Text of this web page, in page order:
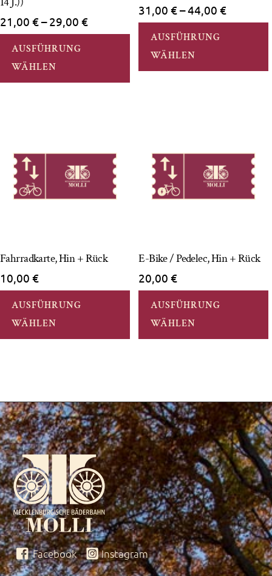
21,00 € –29,00 € Preisspanne:
21,00 €
AUSFÜHRUNG
WÄHLEN
Dieses
Produkt
weist
Optionen
können
gewählt
werden
31,00€ –44,00€
31,00 €
AUSFÜHRUNG
WÄHLEN
Fahrradkarte, Hin + Rück
10,00 €
AUSFÜHRUNG
WÄHLEN
E-Bike / Pedelec, Hin + Rück
20,00€
AUSFÜHRUNG
WÄHLEN
Facebook Instagram